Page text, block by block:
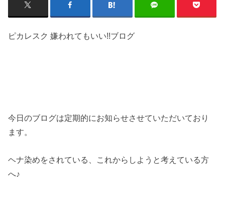
ピカレスク 嫌われてもいい!!ブログ
今日のブログは定期的にお知らせさせていただいており
ます。
ヘナ染めをされている、これからしようと考えている方
へ♪